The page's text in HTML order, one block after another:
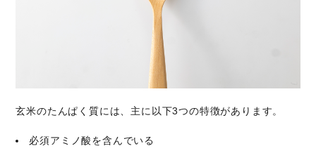
玄米のたんぱく質には、主に以下3つの特徴があります。
必須アミノ酸を含んでいる